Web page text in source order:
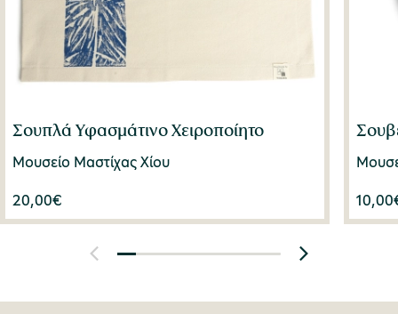
Σουπλά Υφασμάτινο Χειροποίητο
Μουσείο Μαστίχας Χίου
20,00€ 10,00